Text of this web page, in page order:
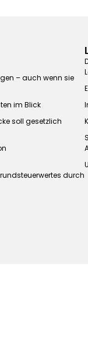
– auch wenn sie
im Blick
soll gesetzlich
durch